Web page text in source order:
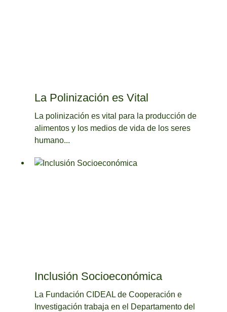
La Polinización es Vital
La polinización es vital para la producción de
alimentos y los medios de vida de los seres
humano...
Inclusión Socioeconómica
La Fundación CIDEAL de Cooperación e
Investigación trabaja en el Departamento del